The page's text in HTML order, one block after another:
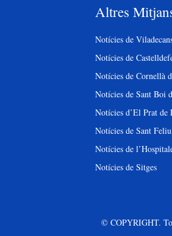
Altres
Notícies de
Notícies de
Notícies de Cornellà
Notícies de Sant Boi
Notícies d’El Prat de
Notícies de Sant
Notícies de
Notícies de Sitges
© COPYRIGHT.